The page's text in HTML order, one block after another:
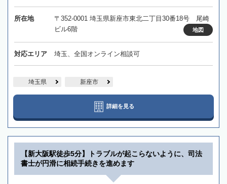
所在地
〒352-0001 埼玉県新座市東北二丁目30番18号 尾崎
ビル6階
地図
対応エリア 埼玉、全国オンライン相談可
埼玉県 新座市
詳細を見る
【新大阪駅徒歩5分】トラブルが起こらないように、司法
書士が円滑に相続手続きを進めます